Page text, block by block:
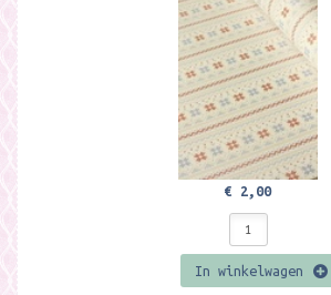
€ 2,00
In winkelwagen